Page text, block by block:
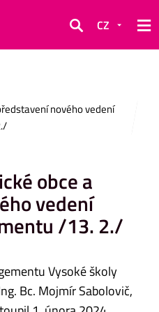
Hledat
CZ
nového vedení
obce a
vedení
/13. 2./
Vysoké školy
Bc. Mojmír Sabolovič,